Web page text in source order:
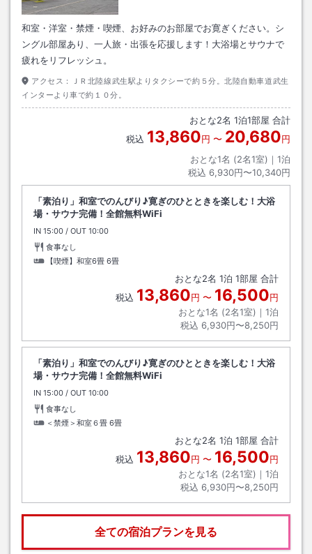
和室・洋室・禁煙・喫煙、お好みのお部屋でお寛ぎください。シ
ングル部屋あり、一人旅・出張を応援します！大浴場とサウナで
疲れをリフレッシュ。
アクセス：
ＪＲ北陸線武生駅よりタクシーで約５分。北陸自動車道武生
インターより車で約１０分。
おとな2名 1泊1部屋 合計
税込 13,860円 〜 20,680円
おとな1名 (2名1室)｜ 1泊
税込 6,930円〜10,340円
「素泊り」和室でのんびり♪寛ぎのひとときを楽しむ！大浴
場・サウナ完備！全館無料WiFi
IN チェックイン
15:00 / OUT チェックアウト
10:00
食事なし
【喫煙】和室6畳 6畳
おとな2名 1泊 1部屋 合計
税込 13,860円 〜 16,500円
おとな1名 (2名1室)｜ 1泊
税込 6,930円〜8,250円
「素泊り」和室でのんびり♪寛ぎのひとときを楽しむ！大浴
場・サウナ完備！全館無料WiFi
IN チェックイン
15:00 / OUT チェックアウト
10:00
食事なし
＜禁煙＞和室６畳 6畳
おとな2名 1泊 1部屋 合計
税込 13,860円 〜 16,500円
おとな1名 (2名1室)｜ 1泊
税込 6,930円〜8,250円
全ての宿泊プランを見る